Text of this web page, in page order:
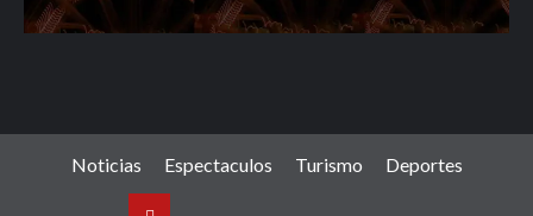
Noticias Espectaculos Turismo Deportes